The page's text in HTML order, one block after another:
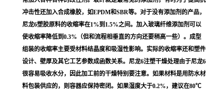
冲击性还加入合成橡胶，如EPDM和SBR等。对于没有添加剂的产品，
尼龙6塑胶原料的收缩率在1%到1.5%之间。加入玻璃纤维添加剂可以
使收缩率降低到0.3%（但和流程相垂直的方向还要稍高一些）。成型
组装的收缩率主要受材料结晶度和吸湿性影响。实际的收缩率还和塑件
设计、壁厚及其它工艺参数成函数关系。尼龙6注塑干燥处理由于尼龙6
很容易吸收水分，因此加工前的干燥特别要注意。如果材料是用防水材
料包装供应的，则容器应保持密闭。如果湿度大于0.2%，建议在80℃